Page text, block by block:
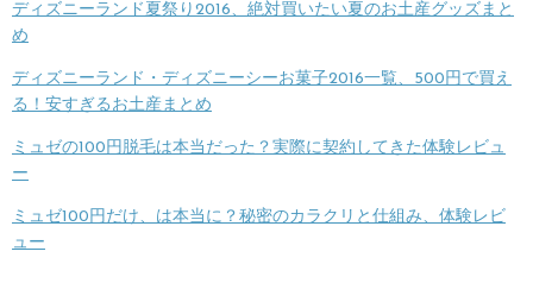
ディズニーランド夏祭り2016、絶対買いたい夏のお土産グッズまと
め
ディズニーランド・ディズニーシーお菓子2016一覧、500円で買え
る！安すぎるお土産まとめ
ミュゼの100円脱毛は本当だった？実際に契約してきた体験レビュ
ー
ミュゼ100円だけ、は本当に？秘密のカラクリと仕組み、体験レビ
ュー